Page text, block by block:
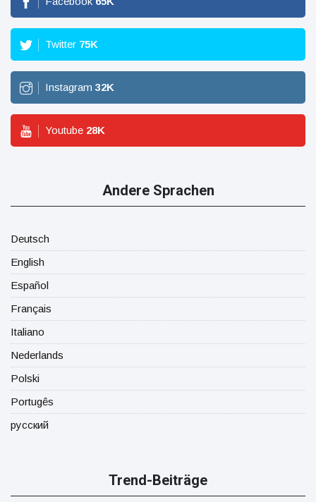
Twitter 75K
Instagram 32K
Youtube 28K
Andere Sprachen
Deutsch
English
Español
Français
Italiano
Nederlands
Polski
Portugês
русский
Trend-Beiträge